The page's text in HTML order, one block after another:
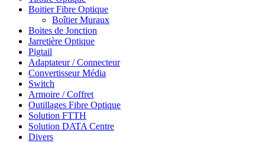
Boitier Fibre Optique
Boîtier Muraux
Boites de Jonction
Jarretière Optique
Pigtail
Adaptateur / Connecteur
Convertisseur Média
Switch
Armoire / Coffret
Outillages Fibre Optique
Solution FTTH
Solution DATA Centre
Divers